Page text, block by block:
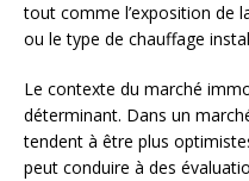
tout comme l’exposition de
ou le type de chauffage
Le contexte du marché
déterminant. Dans un
tendent à être plus
peut conduire à des